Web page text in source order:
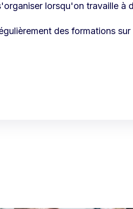
lorsqu'on travaille à
des formations